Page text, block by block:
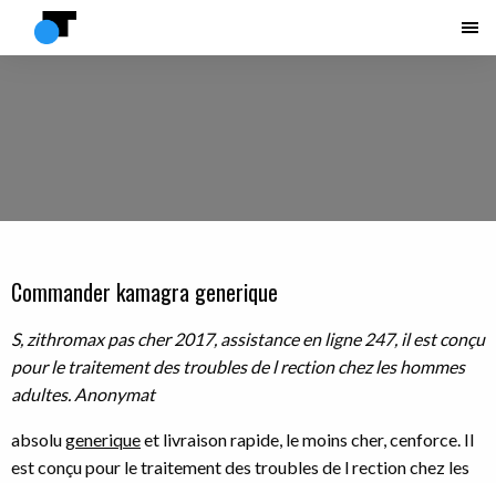
Commander kamagra generique
S, zithromax pas cher 2017, assistance en ligne 247, il est conçu
pour le traitement des troubles de l rection chez les hommes
adultes. Anonymat
absolugeneriqueet livraisonrapide, le moins cher, cenforce. Il
est conçu pour le traitement des troubles de l rection chez les